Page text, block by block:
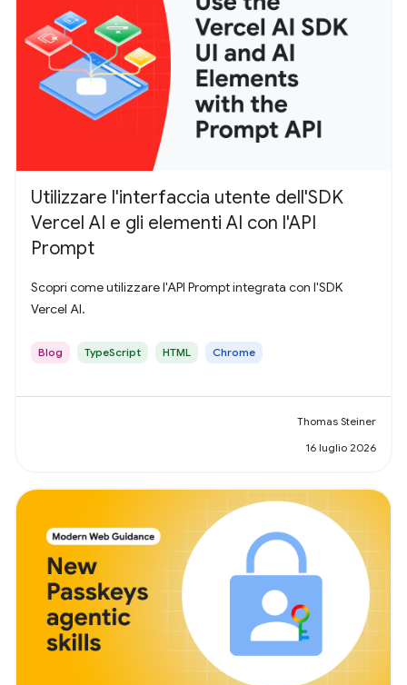
Utilizzare l'interfaccia utente dell'SDK
Vercel AI e gli elementi AI con l'API
Prompt
Scopri come utilizzare l'API Prompt integrata con l'SDK
Vercel AI.
Blog TypeScript HTML Chrome
Thomas Steiner
16 luglio 2026